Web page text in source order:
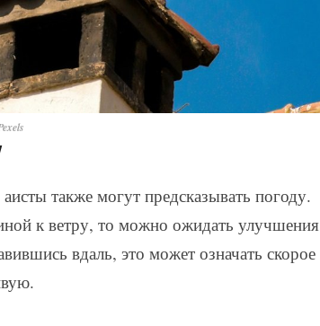
также могут предсказывать погоду.
к ветру, то можно ожидать улучшения
вдаль, это может означать скорое